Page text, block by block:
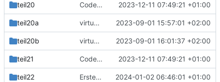
teil20 Code für Teil21 Interrupts 2023-12-11 07:49:21 +01:00
teil20a virtuelle Umgebungen teil20 und teil20a 2023-09-01 15:57:01 +02:00
teil20b virtuelle Umgebung teil20b 2023-09-01 16:01:37 +02:00
teil21 Code für Teil21 Interrupts 2023-12-11 07:49:21 +01:00
teil22 Erster Schwung für Teil 22 2024-01-02 06:46:01 +01:00